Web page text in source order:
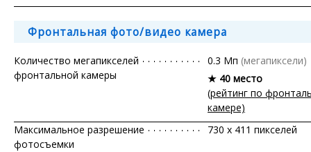
Фронтальная фото/видео камера
Количество мегапикселей
фронтальной камеры
0.3 Мп (мегапиксели)
★ 40 место
(рейтинг по
камере)
Максимальное разрешение
фотосъемки
730 x 411 пикселей